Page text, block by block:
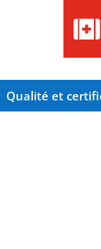

Qualité et